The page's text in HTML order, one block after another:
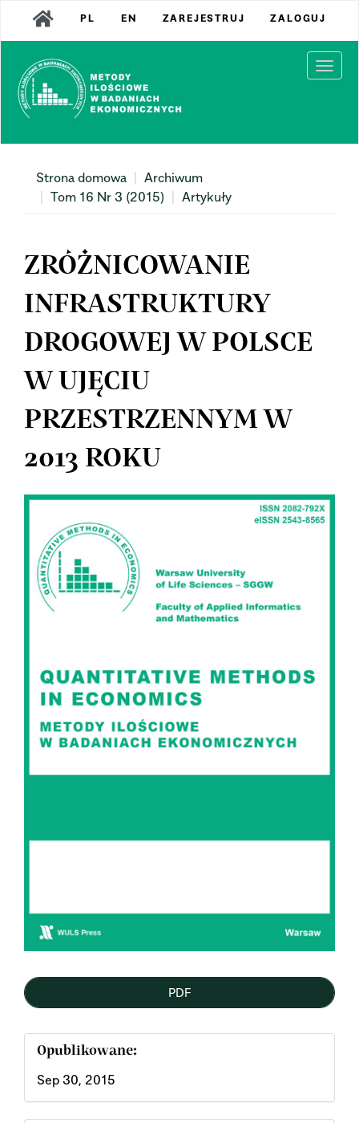
Main
Navigation
Content
Sidebar
PL EN ZAREJESTRUJ ZALOGUJ
Strona domowa
Archiwum
Tom 16 Nr 3 (2015)
Artykuły
ZRÓŻNICOWANIE
INFRASTRUKTURY
DROGOWEJ W POLSCE
W UJĘCIU
PRZESTRZENNYM W
2013 ROKU
Sidebar
PDF
Opublikowane:
Sep 30, 2015